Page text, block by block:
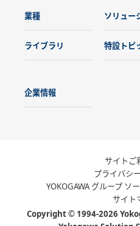
業種 ソリュー
ライブラリ 特設トピ
企業情報
サイトご
プライバシ
YOKOGAWA グループ ソ
サイト
Copyright © 1994-2026